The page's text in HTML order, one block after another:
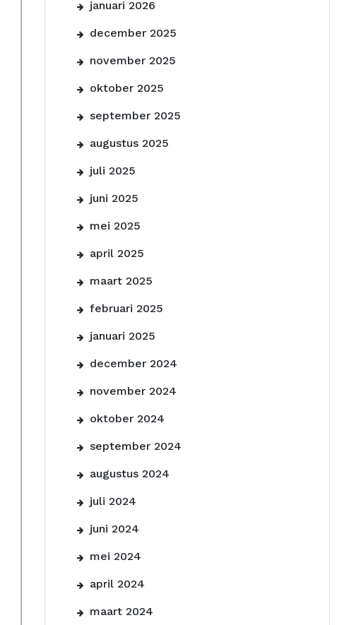
januari 2026
december 2025
november 2025
oktober 2025
september 2025
augustus 2025
juli 2025
juni 2025
mei 2025
april 2025
maart 2025
februari 2025
januari 2025
december 2024
november 2024
oktober 2024
september 2024
augustus 2024
juli 2024
juni 2024
mei 2024
april 2024
maart 2024